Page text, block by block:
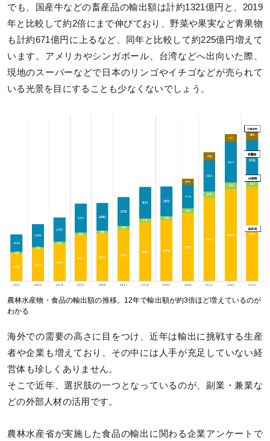
でも、国産牛などの畜産品の輸出額は計約1321億円と、2019
年と比較して約2倍にまで伸びており、野菜や果実など青果物
も計約671億円に上るなど、同年と比較して約225億円増えて
います。アメリカやシンガポール、台湾などへ出向いた際、
現地のスーパーなどで日本のリンゴやイチゴなどが売られて
いる光景を目にすることも少なくないでしょう。
農林水産物・食品の輸出額の推移。12年で輸出額が約3倍ほど増えているのが
わかる
海外での需要の高さに目をつけ、近年は輸出に挑戦する生産
者や企業も増えており、その中には人手が充足していない経
営体も珍しくありません。
そこで近年、選択肢の一つとなっているのが、副業・兼業な
どの外部人材の活用です。
農林水産省が実施した食品の輸出に関わる企業アンケートで